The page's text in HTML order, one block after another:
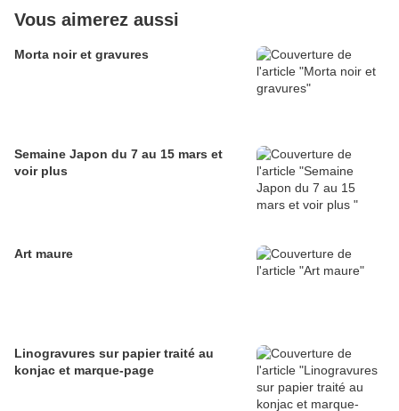
Vous aimerez aussi
Morta noir et gravures
Semaine Japon du 7 au 15 mars et
voir plus
Art maure
Linogravures sur papier traité au
konjac et marque-page